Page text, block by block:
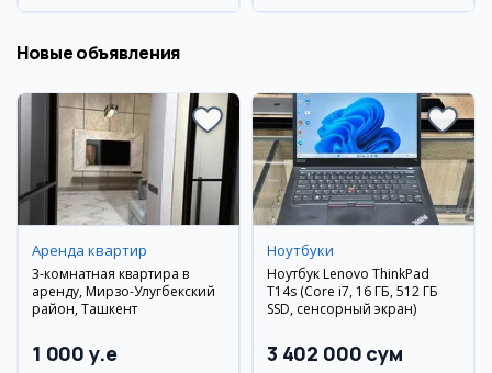
Новые объявления
Аренда квартир
3-комнатная квартира в
аренду, Мирзо-Улугбекский
район, Ташкент
1 000 y.e
Ноутбуки
Ноутбук Lenovo ThinkPad
T14s (Core i7, 16 ГБ, 512 ГБ
SSD, сенсорный экран)
3 402 000 сум